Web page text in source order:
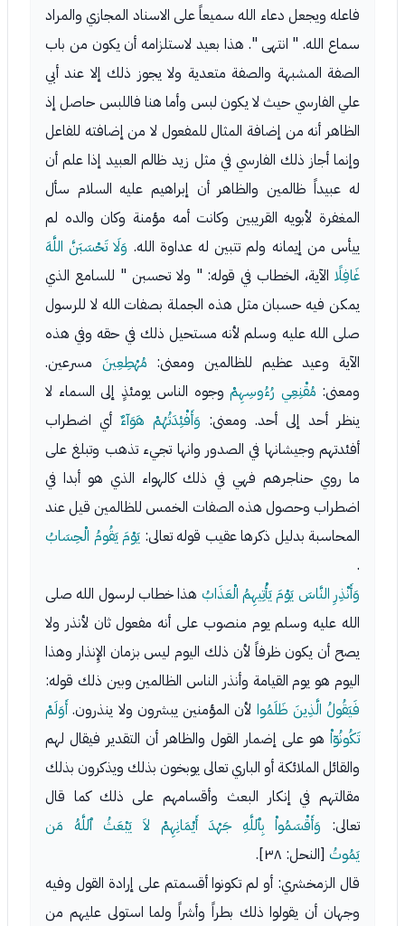
فاعله ويجعل دعاء الله سميعاً على الاسناد المجازي والمراد
سماع الله. " انتهى ". هذا بعيد لاستلزامه أن يكون من باب
الصفة المشبهة والصفة متعدية ولا يجوز ذلك إلا عند أبي
علي الفارسي حيث لا يكون لبس وأما هنا فاللبس حاصل إذ
الظاهر أنه من إضافة المثال للمفعول لا من إضافته للفاعل
وإنما أجاز ذلك الفارسي في مثل زيد ظالم العبيد إذا علم أن
له عبيداً ظالمين والظاهر أن إبراهيم عليه السلام سأل
المغفرة لأبويه القريبين وكانت أمه مؤمنة وكان والده لم
ييأس من إيمانه ولم تتبين له عداوة الله. وَلَا تَحْسَبَنَّ اللَّهَ
غَافِلًا الآية، الخطاب في قوله: " ولا تحسبن " للسامع الذي
يمكن فيه حسبان مثل هذه الجملة بصفات الله لا للرسول
صلى الله عليه وسلم لأنه مستحيل ذلك في حقه وفي هذه
الآية وعيد عظيم للظالمين ومعنى: مُهْطِعِينَ مسرعين.
ومعنى: مُقْنِعِي رُءُوسِهِمْ وجوه الناس يومئذٍ إلى السماء لا
ينظر أحد إلى أحد. ومعنى: وَأَفْئِدَتُهُمْ هَوَآءٌ أي اضطراب
أفئدتهم وجيشانها في الصدور وانها تجيء تذهب وتبلغ على
ما روي حناجرهم فهي في ذلك كالهواء الذي هو أبدا في
اضطراب وحصول هذه الصفات الخمس للظالمين قيل عند
المحاسبة بدليل ذكرها عقيب قوله تعالى: يَوْمَ يَقُومُ الْحِسَابُ
.
وَأَنْذِرِ النَّاسَ يَوْمَ يَأْتِيهِمُ الْعَذَابُ هذا خطاب لرسول الله صلى
الله عليه وسلم يوم منصوب على أنه مفعول ثان لأنذر ولا
يصح أن يكون ظرفاً لأن ذلك اليوم ليس بزمان الإِنذار وهذا
اليوم هو يوم القيامة وأنذر الناس الظالمين وبين ذلك قوله:
فَيَقُولُ الَّذِينَ ظَلَمُوا لأن المؤمنين يبشرون ولا ينذرون.أَوَلَمْ
تَكُونُوۤاْ هو على إضمار القول والظاهر أن التقدير فيقال لهم
والقائل الملائكة أو الباري تعالى يوبخون بذلك ويذكرون بذلك
مقالتهم في إنكار البعث وأقسامهم على ذلك كما قال
تعالى: وَأَقْسَمُواْ بِٱللَّهِ جَهْدَ أَيْمَانِهِمْ لاَ يَبْعَثُ ٱللَّهُ مَن
يَمُوتُ [النحل: ٣٨].
قال الزمخشري: أو لم تكونوا أقسمتم على إرادة القول وفيه
وجهان أن يقولوا ذلك بطراً وأشراً ولما استولى عليهم من